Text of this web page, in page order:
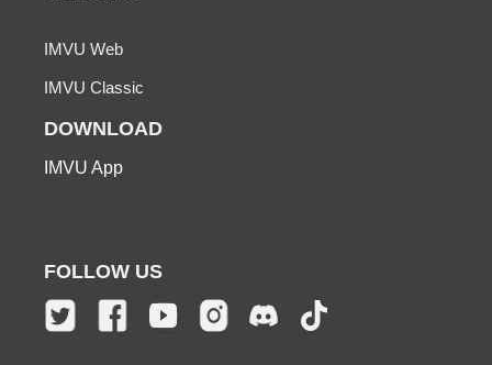
IMVU Web
IMVU Classic
DOWNLOAD
IMVU App
FOLLOW US